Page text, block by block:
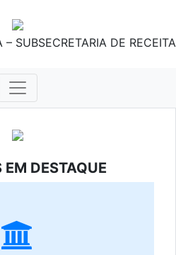
– SUBSECRETARIA DE RECEITA
EM DESTAQUE